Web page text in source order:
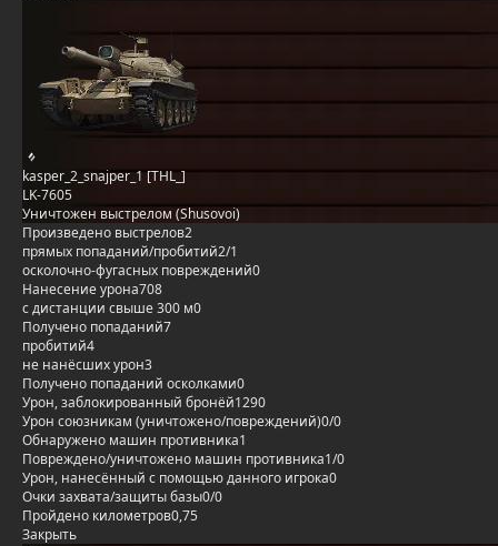
kasper_2_snajper_1 [THL_]
LK-7605
Уничтожен выстрелом (Shusovoi)
Произведено выстрелов2
прямых попаданий/пробитий2/1
осколочно-фугасных повреждений0
Нанесение урона708
с дистанции свыше 300 м0
Получено попаданий7
пробитий4
не нанёсших урон3
Получено попаданий осколками0
Урон, заблокированный бронёй1290
Урон союзникам (уничтожено/повреждений)0/0
Обнаружено машин противника1
Повреждено/уничтожено машин противника1/0
Урон, нанесённый с помощью данного игрока0
Очки захвата/защиты базы0/0
Пройдено километров0,75
Закрыть